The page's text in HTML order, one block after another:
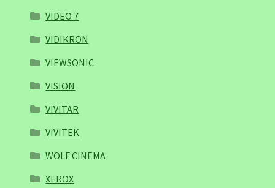
VIDEO 7
VIDIKRON
VIEWSONIC
VISION
VIVITAR
VIVITEK
WOLF CINEMA
XEROX